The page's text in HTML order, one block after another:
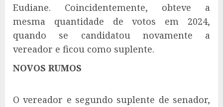
Eudiane. Coincidentemente, obteve a
mesma quantidade de votos em 2024,
quando se candidatou novamente a
vereador e ficou como suplente.
NOVOS RUMOS
O vereador e segundo suplente de senador,